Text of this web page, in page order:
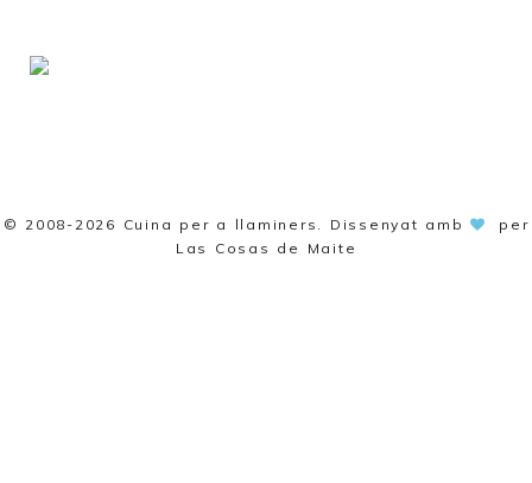
© 2008-2026 Cuina per a llaminers . Dissenyat amb
per
Las Cosas de Maite